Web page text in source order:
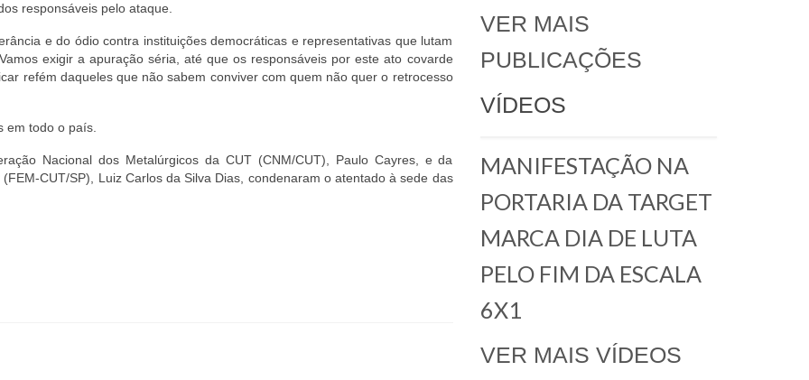
responsáveis pelo ataque.
e do ódio contra instituições democráticas e representativas que lutam
exigir a apuração séria, até que os responsáveis por este ato covarde
refém daqueles que não sabem conviver com quem não quer o retrocesso
em todo o país.
Nacional dos Metalúrgicos da CUT (CNM/CUT), Paulo Cayres, e da
CUT/SP), Luiz Carlos da Silva Dias, condenaram o atentado à sede das
VER MAIS
PUBLICAÇÕES
VÍDEOS
MANIFESTAÇÃO NA
PORTARIA DA TARGET
MARCA DIA DE LUTA
PELO FIM DA ESCALA
6X1
VER MAIS VÍDEOS